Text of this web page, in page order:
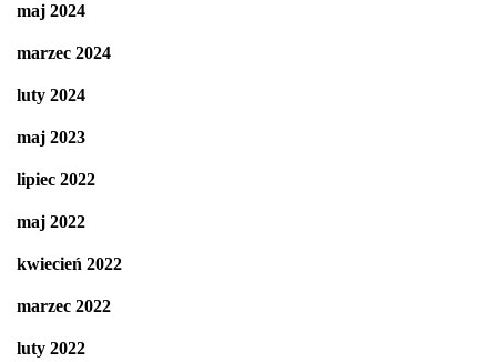
maj 2024
marzec 2024
luty 2024
maj 2023
lipiec 2022
maj 2022
kwiecień 2022
marzec 2022
luty 2022